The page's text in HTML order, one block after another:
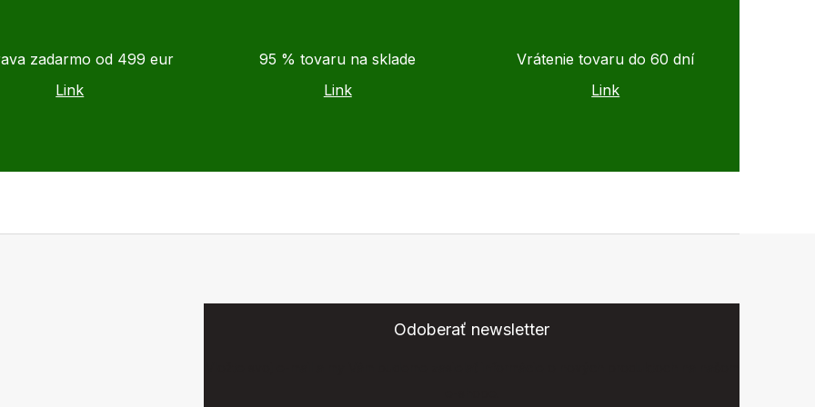
zadarmo od 499 eur
Link
95 % tovaru na sklade
Link
Vrátenie tovaru do 60 dní
Link
Odoberať newsletter